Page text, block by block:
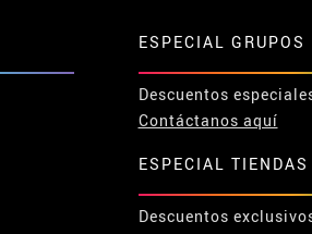
ESPECIAL GRUPOS
Descuentos
Contáctanos aquí
ESPECIAL
Descuentos